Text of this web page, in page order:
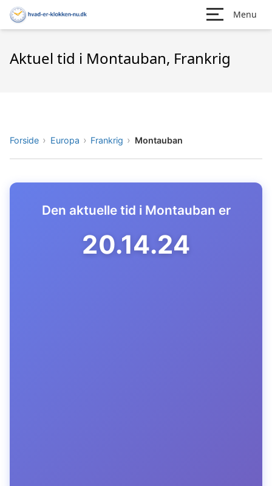
Menu
Aktuel tid i Montauban, Frankrig
Forside Europa Frankrig Montauban
Den aktuelle tid i Montauban er
20.14.25